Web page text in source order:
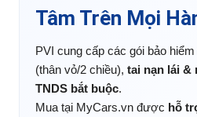
Tâm Trên Mọi
PVI cung cấp các gói bảo hiểm
(thân vỏ/2 chiều), tai nạn lái &
TNDS bắt buộc.
Mua tại MyCars.vn được hỗ